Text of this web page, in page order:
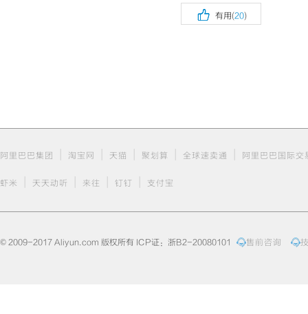
 有用(20)
阿里巴巴集团 淘宝网 天猫 聚划算 全球速卖通 阿里巴巴国际交
虾米 天天动听 来往 钉钉 支付宝
© 2009-2017 Aliyun.com 版权所有 ICP证：浙B2-20080101 售前咨询